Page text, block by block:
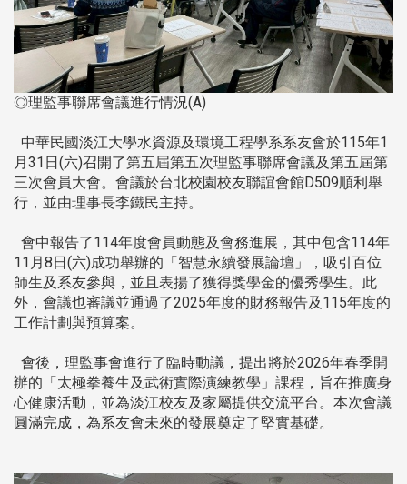
◎理監事聯席會議進行情況(A)
中華民國淡江大學水資源及環境工程學系系友會於115年1
月31日(六)召開了第五屆第五次理監事聯席會議及第五屆第
三次會員大會。會議於台北校園校友聯誼會館D509順利舉
行，並由理事長李鐵民主持。
會中報告了114年度會員動態及會務進展，其中包含114年
11月8日(六)成功舉辦的「智慧永續發展論壇」，吸引百位
師生及系友參與，並且表揚了獲得獎學金的優秀學生。此
外，會議也審議並通過了2025年度的財務報告及115年度的
工作計劃與預算案。
會後，理監事會進行了臨時動議，提出將於2026年春季開
辦的「太極拳養生及武術實際演練教學」課程，旨在推廣身
心健康活動，並為淡江校友及家屬提供交流平台。本次會議
圓滿完成，為系友會未來的發展奠定了堅實基礎。